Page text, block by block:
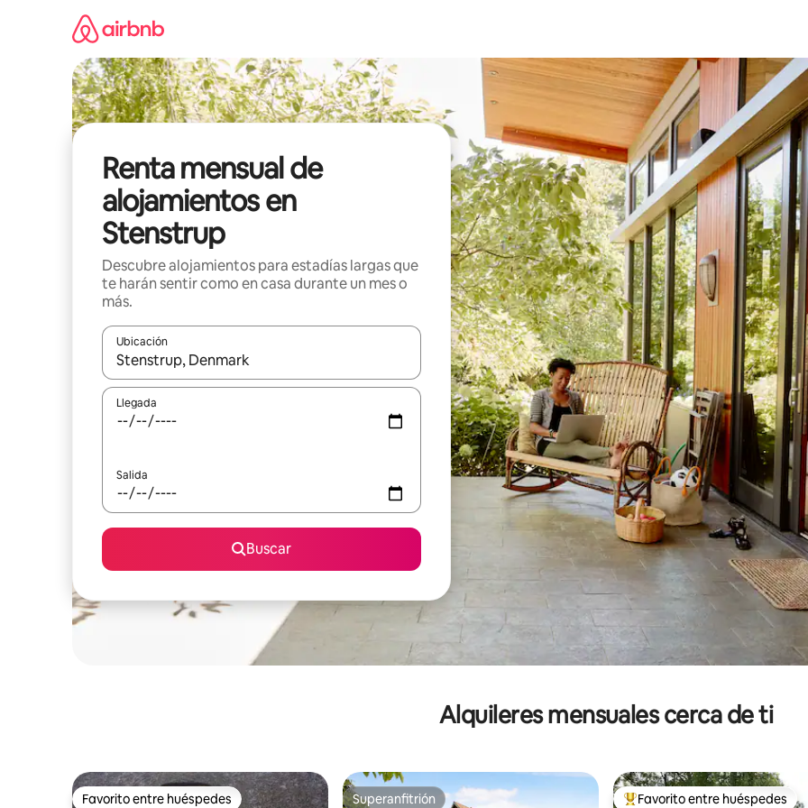
Renta mensual de
alojamientos en
Stenstrup
Descubre alojamientos para estadías largas que
te harán sentir como en casa durante un mes o
más.
Ubicación
Cuando los resultados estén disponibles, navega con las teclas de flecha hacia arriba y hacia abajo o explora con el
Llegada
Salida
Buscar
Alquileres mensuales cerca de ti
Favorito entre huéspedes Superanfitrión Favorito entre huéspedes